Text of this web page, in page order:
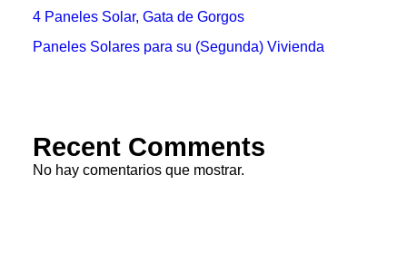
4 Paneles Solar, Gata de Gorgos
Paneles Solares para su (Segunda) Vivienda
Recent Comments
No hay comentarios que mostrar.